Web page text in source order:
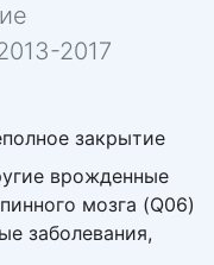
2017
закрытие
врожденные
мозга (Q06)
заболевания,